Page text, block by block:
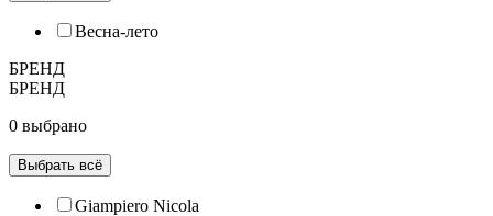
Весна-лето
БРЕНД
БРЕНД
0 выбрано
Выбрать всё
Giampiero Nicola